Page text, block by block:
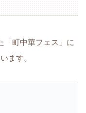
「町中華フェス」に
ます。